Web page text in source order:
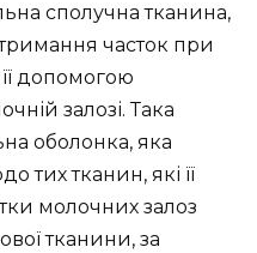
сполучна тканина,
часток при
допомогою
залозі. Така
оболонка, яка
тих тканин, які її
молочних залоз
тканини, за